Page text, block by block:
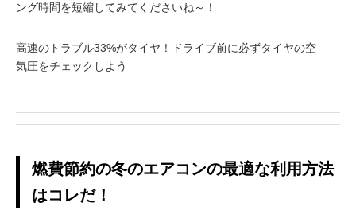
ング時間を短縮してみてくださいね～！
高速のトラブル33%がタイヤ！ドライブ前に必ずタイヤの空
気圧をチェックしよう
燃費節約の冬のエアコンの最適な利用方法
はコレだ！